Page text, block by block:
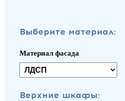
Выберите материал:
Материал фасада
Верхние шкафы: